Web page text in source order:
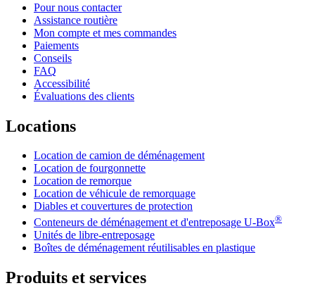
Pour nous contacter
Assistance routière
Mon compte et mes commandes
Paiements
Conseils
FAQ
Accessibilité
Évaluations des clients
Locations
Location de camion de déménagement
Location de fourgonnette
Location de remorque
Location de véhicule de remorquage
Diables et couvertures de protection
Conteneurs de déménagement et d'entreposage U-Box®
Unités de libre-entreposage
Boîtes de déménagement réutilisables en plastique
Produits et services